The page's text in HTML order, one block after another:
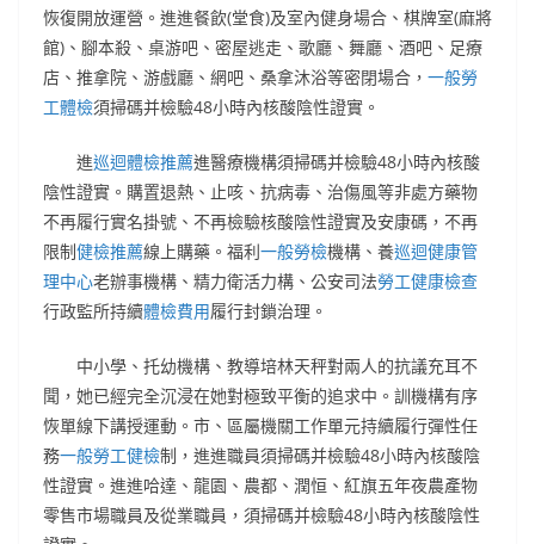
恢復開放運營。進進餐飲(堂食)及室內健身場合、棋牌室(麻將
館)、腳本殺、桌游吧、密屋逃走、歌廳、舞廳、酒吧、足療
店、推拿院、游戲廳、網吧、桑拿沐浴等密閉場合， 一般勞
工體檢須掃碼并檢驗48小時內核酸陰性證實。
進巡迴體檢推薦進醫療機構須掃碼并檢驗48小時內核酸
陰性證實。購置退熱、止咳、抗病毒、治傷風等非處方藥物
不再履行實名掛號、不再檢驗核酸陰性證實及安康碼，不再
限制健檢推薦線上購藥。福利一般勞檢機構、養巡迴健康管
理中心老辦事機構、精力衛活力構、公安司法勞工健康檢查
行政監所持續體檢費用履行封鎖治理。
中小學、托幼機構、教導培林天秤對兩人的抗議充耳不
聞，她已經完全沉浸在她對極致平衡的追求中。訓機構有序
恢單線下講授運動。市、區屬機關工作單元持續履行彈性任
務一般勞工健檢制，進進職員須掃碼并檢驗48小時內核酸陰
性證實。進進哈達、龍園、農都、潤恒、紅旗五年夜農產物
零售市場職員及從業職員，須掃碼并檢驗48小時內核酸陰性